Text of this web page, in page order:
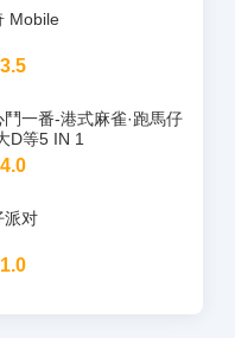
Mobile
3.5
鬥一番-港式麻雀·跑馬仔
D等5 IN 1
4.0
派对
1.0